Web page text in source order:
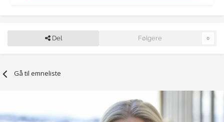
Del Følgere 0
Gå til emneliste